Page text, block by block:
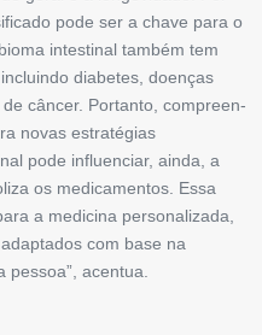
pode ser a chave para o
intestinal também tem
diabetes, doenças
câncer. Portanto, compreen­
novas estratégias
pode influenciar, ainda, a
os medicamentos. Essa
a medicina personalizada,
com base na
pessoa”, acentua.